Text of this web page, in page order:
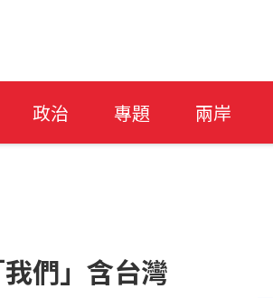
政治 專題 兩岸
們」含台灣